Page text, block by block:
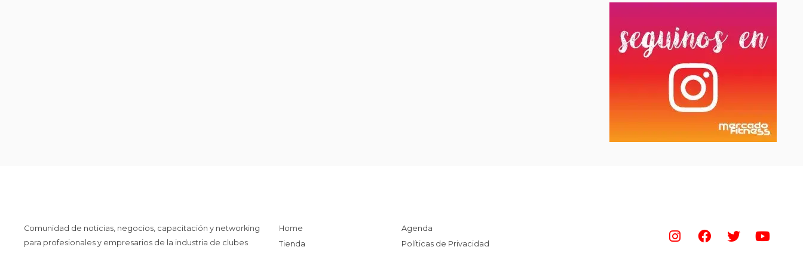
Comunidad de noticias, negocios, capacitación y networking
para profesionales y empresarios de la industria de clubes
Home
Tienda
Agenda
Políticas de Privacidad